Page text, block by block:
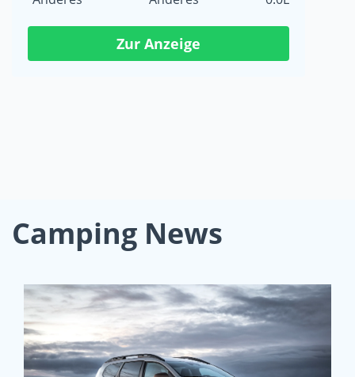
Zur Anzeige
Camping News